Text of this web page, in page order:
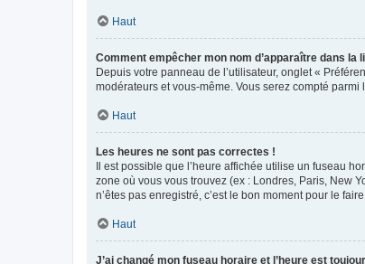
Haut
Comment empêcher mon nom d’apparaître dans
Depuis votre panneau de l’utilisateur, onglet «
modérateurs et vous-même. Vous serez compté parmi
Haut
Les heures ne sont pas correctes !
Il est possible que l’heure affichée utilise un fuseau
zone où vous vous trouvez (ex : Londres, Paris, New
n’êtes pas enregistré, c’est le bon moment pour le faire.
Haut
J’ai changé mon fuseau horaire et l’heure est